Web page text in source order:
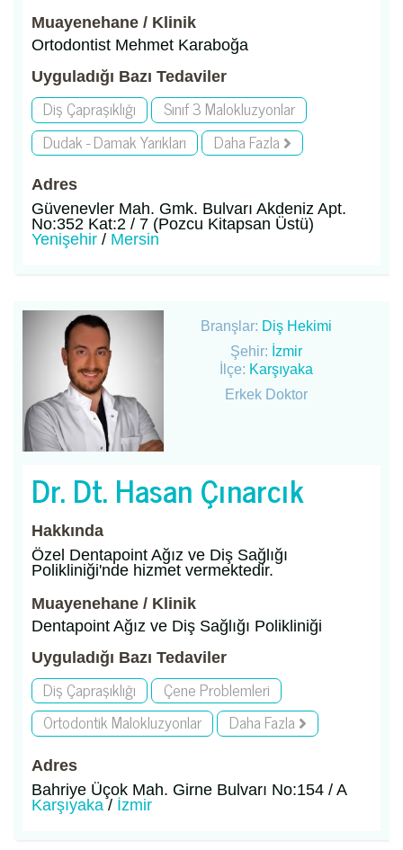
Muayenehane / Klinik
Ortodontist Mehmet Karaboğa
Uyguladığı Bazı Tedaviler
Diş Çapraşıklığı
Sınıf 3 Malokluzyonlar
Dudak - Damak Yarıkları
Daha Fazla
Adres
Güvenevler Mah. Gmk. Bulvarı Akdeniz Apt.
No:352 Kat:2 / 7 (Pozcu Kitapsan Üstü)
Yenişehir / Mersin
Branşlar: Diş Hekimi
Şehir: İzmir
İlçe: Karşıyaka
Erkek Doktor
Dr. Dt. Hasan Çınarcık
Hakkında
Özel Dentapoint Ağız ve Diş Sağlığı
Polikliniği'nde hizmet vermektedir.
Muayenehane / Klinik
Dentapoint Ağız ve Diş Sağlığı Polikliniği
Uyguladığı Bazı Tedaviler
Diş Çapraşıklığı
Çene Problemleri
Ortodontik Malokluzyonlar
Daha Fazla
Adres
Bahriye Üçok Mah. Girne Bulvarı No:154 / A
Karşıyaka/ İzmir